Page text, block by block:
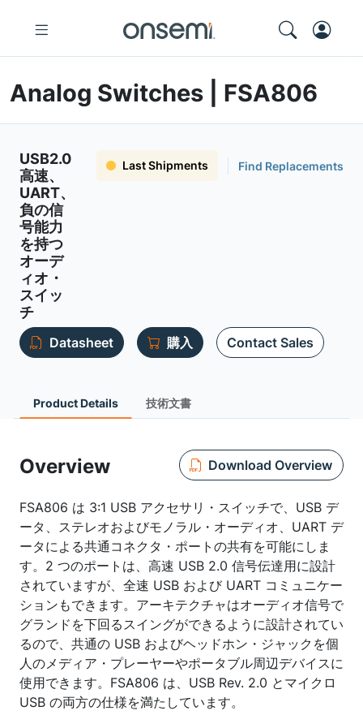
Analog Switches | FSA806
USB2.0
高速、
UART、
負の信
号能力
を持つ
オーデ
ィオ・
スイッ
チ
Last Shipments Find Replacements
Datasheet 購入 Contact Sales
Product Details 技術文書
Overview Download Overview
FSA806 は 3:1 USB アクセサリ・スイッチで、USB デ
ータ、ステレオおよびモノラル・オーディオ、UART デ
ータによる共通コネクタ・ポートの共有を可能にしま
す。2 つのポートは、高速 USB 2.0 信号伝達用に設計
されていますが、全速 USB および UART コミュニケー
ションもできます。アーキテクチャはオーディオ信号で
グランドを下回るスイングができるように設計されてい
るので、共通の USB およびヘッドホン・ジャックを個
人のメディア・プレーヤーやポータブル周辺デバイスに
使用できます。FSA806 は、USB Rev. 2.0 とマイクロ
USB の両方の仕様を満たしています。